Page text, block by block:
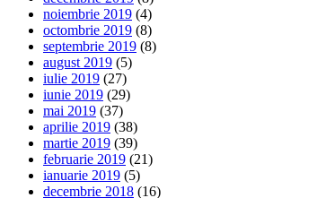
noiembrie 2019 (4)
octombrie 2019 (8)
septembrie 2019 (8)
august 2019 (5)
iulie 2019 (27)
iunie 2019 (29)
mai 2019 (37)
aprilie 2019 (38)
martie 2019 (39)
februarie 2019 (21)
ianuarie 2019 (5)
decembrie 2018 (16)